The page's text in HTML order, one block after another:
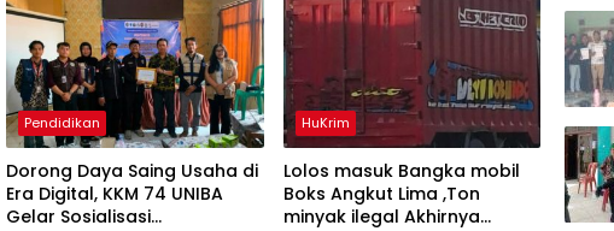
Pendidikan
Dorong Daya Saing Usaha di
Era Digital, KKM 74 UNIBA
Gelar Sosialisasi
HuKrim
Lolos masuk Bangka mobil
Boks Angkut Lima ,Ton
minyak ilegal Akhirnya